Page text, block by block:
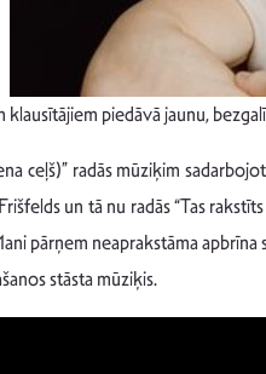
piedāvā jaunu,
ceļš)” radās mūziķim
un tā nu radās “Tas
pārņem neaprakstāma
stāsta mūziķis.